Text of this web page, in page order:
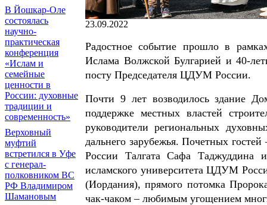
В Йошкар-Оле
состоялась
научно-
практическая
конференция
«Ислам и
семейные
ценности в
России: духовные
традиции и
современность»
Верховный
муфтий
встретился в Уфе
с генерал-
полковником ВС
РФ Владимиром
Шамановым
23.09.2022
Радостное событие прошло в
Ислама Волжской Булгарией и 40-
посту Председателя ЦДУМ России.
Почти 9 лет возводилось здание
поддержке местных властей
руководители региональных
дальнего зарубежья. Почетных
России Талгата Сафа Таджуддина и
исламского университета ЦДУМ
(Иордания), прямого потомка
чак-чаком – любимым угощением